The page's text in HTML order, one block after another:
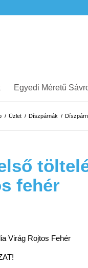
Egyedi Méretű
/ Üzlet / Díszpárnák /
fehér
Virág Rojtos Fehér